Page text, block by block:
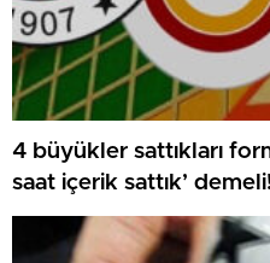
4 büyükler sattıkları
saat içerik sattık’ demeli!